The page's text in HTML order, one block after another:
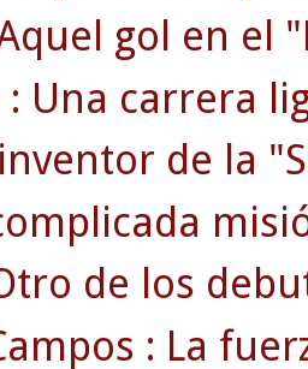
gol en el
: Una carrera
de la
de los
: La